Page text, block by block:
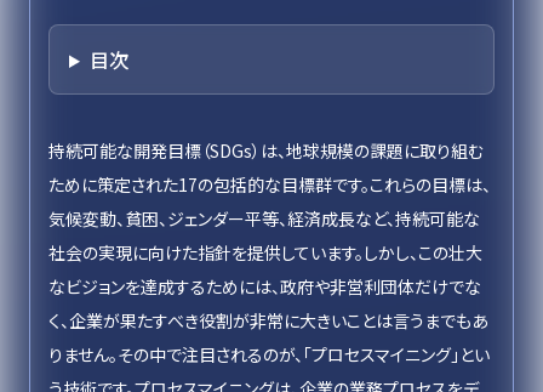
目次
持続可能な開発目標（SDGs）は、地球規模の課題に取り組む
ために策定された17の包括的な目標群です。これらの目標は、
気候変動、貧困、ジェンダー平等、経済成長など、持続可能な
社会の実現に向けた指針を提供しています。しかし、この壮大
なビジョンを達成するためには、政府や非営利団体だけでな
く、企業が果たすべき役割が非常に大きいことは言うまでもあ
りません。その中で注目されるのが、「プロセスマイニング」とい